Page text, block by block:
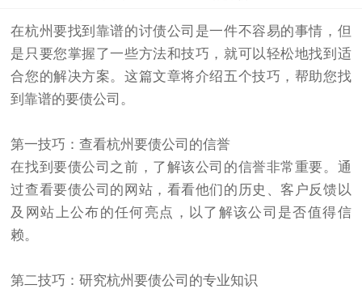
在杭州要找到靠谱的讨债公司 是一件不容易的事情，但
是只要您掌握了一些方法和技巧，就可以轻松地找到适
合您的解决方案。这篇文章将介绍五个技巧，帮助您找
到靠谱的要债公司。
第一技巧：查看杭州要债公司的信誉
在找到要债公司之前，了解该公司的信誉非常重要。通
过查看要债公司的网站，看看他们的历史、客户反馈以
及网站上公布的任何亮点，以了解该公司是否值得信
赖。
第二技巧：研究杭州要债公司的专业知识